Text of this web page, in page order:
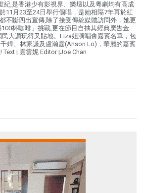
紀,是香港少有影視界、樂壇以及粵劇均有高成
11月23至24日舉行個唱，是她相隔7年再於紅
不斷四出宣傳,除了接受傳統媒體訪問外，她更
杯咖啡」挑戰,更在節目自抽其經典廣告金
大讚玩得又貼地。Liza姐演唱會嘉賓名單，包
嬅、林家謙及盧瀚霆(Anson Lo)，華麗的嘉賓
| 雲雲妮 Editor |Joe Chan